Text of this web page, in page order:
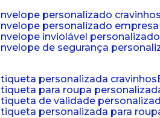
envelope personalizado cravinhos
envelope personalizado empresa
envelope inviolável personalizado
envelope de segurança
etiqueta personalizada cravinhos
etiqueta para roupa
etiqueta de validade
etiqueta personalizada para